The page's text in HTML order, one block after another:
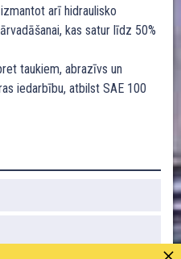
arī hidraulisko
kas satur līdz 50%
taukiem, abrazīvs un
iedarbību, atbilst SAE 100